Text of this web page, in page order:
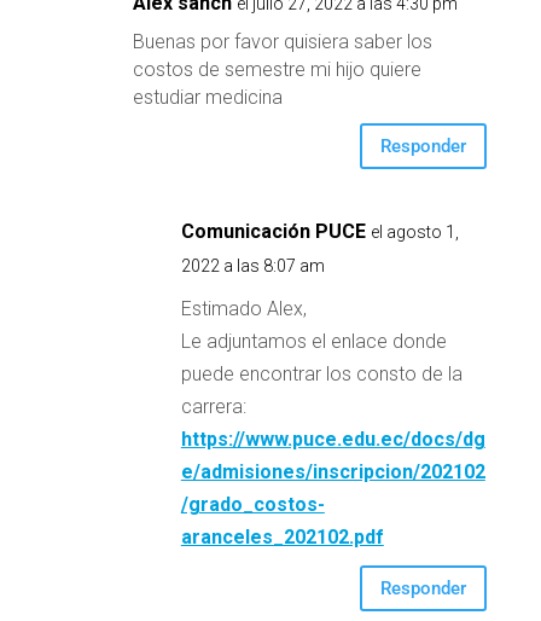
Buenas por favor quisiera saber los
costos de semestre mi hijo quiere
estudiar medicina
Responder
Comunicación PUCE el agosto 1,
2022 a las 8:07 am
Estimado Alex,
Le adjuntamos el enlace donde
puede encontrar los consto de la
carrera:
https://www.puce.edu.ec/docs/dg
e/admisiones/inscripcion/202102
/grado_costos-
aranceles_202102.pdf
Responder